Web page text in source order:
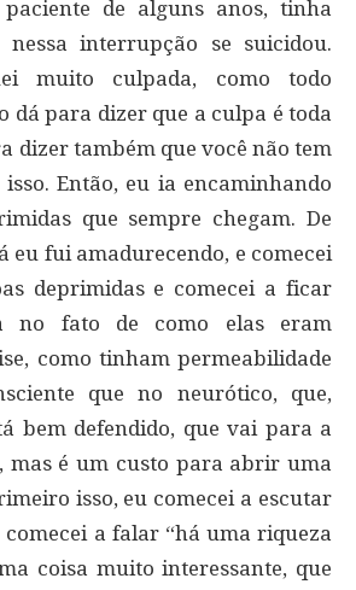
de alguns anos, tinha
interrupção se suicidou.
muito culpada, como todo
dá para dizer que a culpa é toda
dizer também que você não tem
Então, eu ia encaminhando
que sempre chegam. De
eu fui amadurecendo, e comecei
deprimidas e comecei a ficar
no fato de como elas eram
como tinham permeabilidade
que no neurótico, que,
bem defendido, que vai para a
mas é um custo para abrir uma
isso, eu comecei a escutar
comecei a falar “há uma riqueza
coisa muito interessante, que